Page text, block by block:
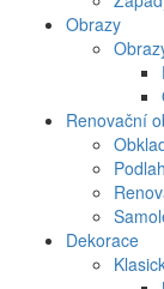
Obrazy
Renovační
Dekorace